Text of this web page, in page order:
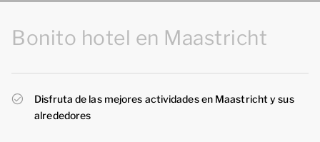
Bonito hotel en Maastricht
Disfruta de las mejores actividades en Maastricht y sus
alrededores